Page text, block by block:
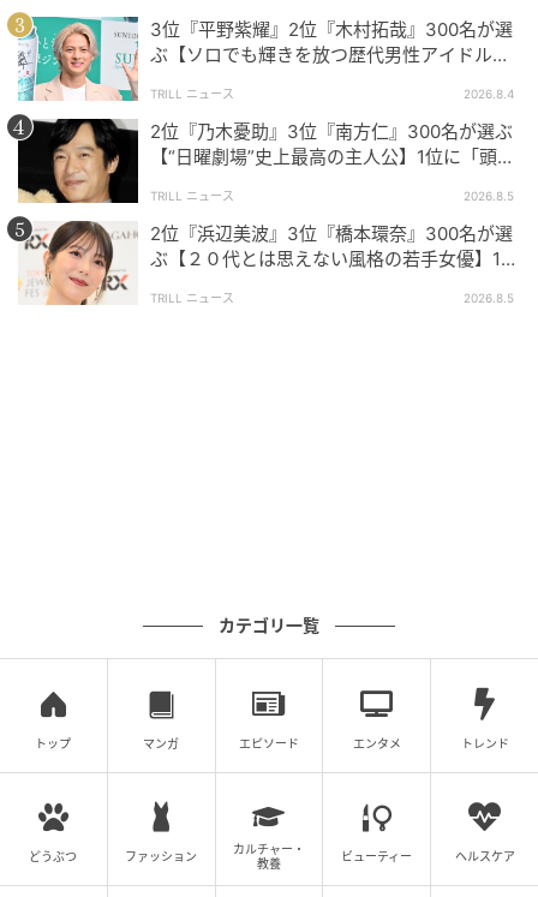
TRILL作成
今回のアンケートでは、回答者の中で最も多かったの
が30代男女、次いで40代男女でした。そのため、
1997年の連載開始以来、『ONE PIECE』とともに青春
時代や社会人生活を過ごしてきた世代の声が比較的多
く反映されている結果となりました。
尾田栄一郎さんが1位となった背景には、作品そのもの
漫画界に君臨する“カリスマ”たち
今回ご紹介したアンケートでは、それぞれ異なる個性
と功績を持つ3人が支持を集めました。どなたも多くの
読者から熱い支持と憧れを集めており、日本のみなら
ず世界にもその名が知られる存在ばかりです。それぞ
れへのコメントからも、多様な視点と深いリスペクト
が感じられます。
3位『平野紫耀』2位『木村拓哉』300名が選
ぶ【ソロでも輝きを放つ歴代男性アイドル】1
TRILL ニュース 2026.8.4
2位『乃木憂助』3位『南方仁』300名が選ぶ
【“日曜劇場”史上最高の主人公】1位に「頭
TRILL ニュース 2026.8.5
2位『浜辺美波』3位『橋本環奈』300名が選
ぶ【２０代とは思えない風格の若手女優】1位
TRILL ニュース 2026.8.5
カテゴリ一覧
トップ マンガ エピソード エンタメ トレンド
どうぶつ ファッション
カルチャー・
教養
ビューティー ヘルスケア